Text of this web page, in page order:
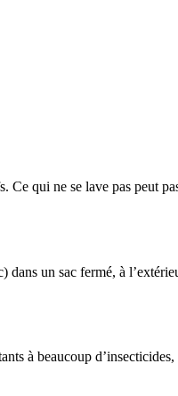
qui ne se lave pas peut
dans un sac fermé, à
à beaucoup